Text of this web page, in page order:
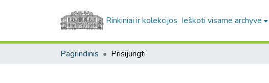
Rinkiniai ir kolekcijos Ieškoti visame archyve
Pagrindinis Prisijungti